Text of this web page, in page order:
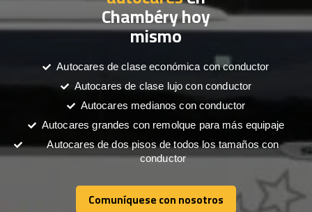
Chambéry hoy
mismo
Autocares de clase económica con conductor
Autocares de clase lujo con conductor
Autocares medianos con conductor
Autocares grandes con remolque para más equipaje
Autocares de dos pisos de todos los tamaños con
conductor
Comuníquese con nosotros